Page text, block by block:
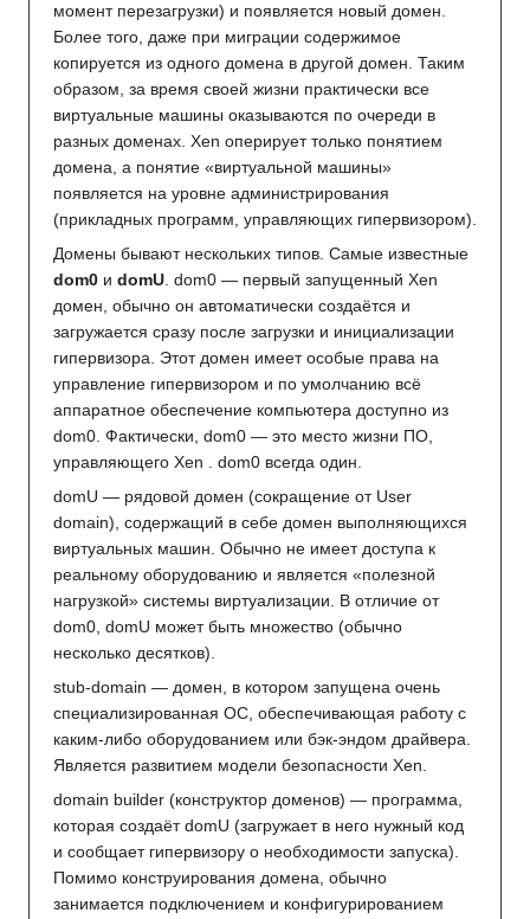
момент перезагрузки) и появляется новый домен.
Более того, даже при миграции содержимое
копируется из одного домена в другой домен. Таким
образом, за время своей жизни практически все
виртуальные машины оказываются по очереди в
разных доменах. Xen оперирует только понятием
домена, а понятие «виртуальной машины»
появляется на уровне администрирования
(прикладных программ, управляющих гипервизором).
Домены бывают нескольких типов. Самые известные
dom0 и domU. dom0 — первый запущенный Xen
домен, обычно он автоматически создаётся и
загружается сразу после загрузки и инициализации
гипервизора. Этот домен имеет особые права на
управление гипервизором и по умолчанию всё
аппаратное обеспечение компьютера доступно из
dom0. Фактически, dom0 — это место жизни ПО,
управляющего Xen . dom0 всегда один.
domU — рядовой домен (сокращение от User
domain), содержащий в себе домен выполняющихся
виртуальных машин. Обычно не имеет доступа к
реальному оборудованию и является «полезной
нагрузкой» системы виртуализации. В отличие от
dom0, domU может быть множество (обычно
несколько десятков).
stub-domain — домен, в котором запущена очень
специализированная ОС, обеспечивающая работу с
каким-либо оборудованием или бэк-эндом драйвера.
Является развитием модели безопасности Xen.
domain builder (конструктор доменов) — программа,
которая создаёт domU (загружает в него нужный код
и сообщает гипервизору о необходимости запуска).
Помимо конструирования домена, обычно
занимается подключением и конфигурированием